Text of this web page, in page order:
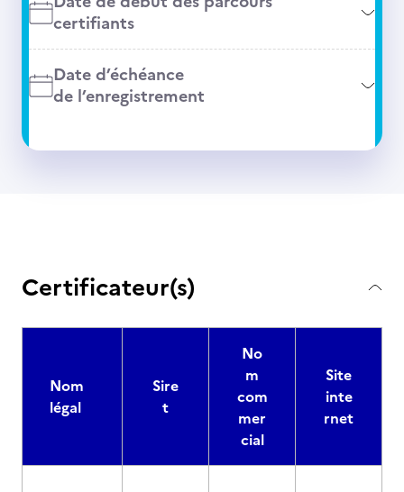
certifiants
Date d’échéance
de l’enregistrement
Certificateur(s)
Nom
légal
Sire
t
No
m
com
mer
cial
Site
inte
rnet